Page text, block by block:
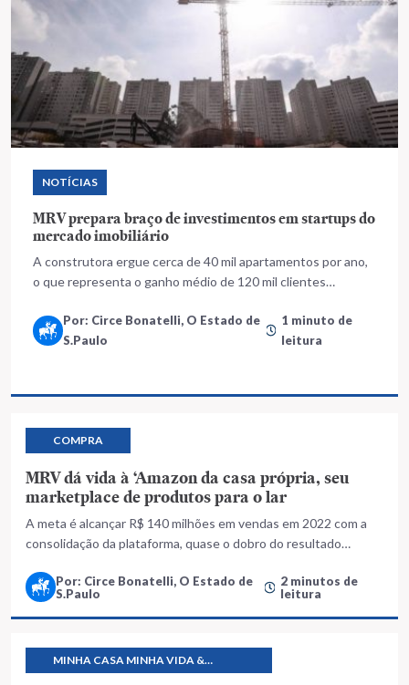
NOTÍCIAS
MRV prepara braço de investimentos em startups do
mercado imobiliário
A construtora ergue cerca de 40 mil apartamentos por ano,
o que representa o ganho médio de 120 mil clientes
Por: Circe Bonatelli, O Estado de
S.Paulo
1 minuto de
leitura
COMPRA
MRV dá vida à ‘Amazon da casa própria, seu
marketplace de produtos para o lar
A meta é alcançar R$ 140 milhões em vendas em 2022 com a
consolidação da plataforma, quase o dobro do resultado
Por: Circe Bonatelli, O Estado de
S.Paulo
2 minutos de
leitura
MINHA CASA MINHA VIDA &